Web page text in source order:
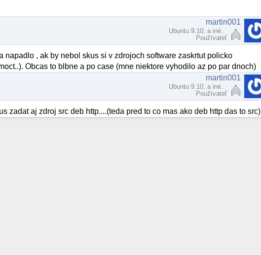
martin001
Ubuntu 9.10; a iné..
Používateľ
napadlo , ak by nebol skus si v zdrojoch software zaskrtut policko
Obcas to blbne a po case (mne niektore vyhodilo az po par dnoch)
martin001
Ubuntu 9.10; a iné..
Používateľ
zadat aj zdroj src deb http....(teda pred to co mas ako deb http das to src)